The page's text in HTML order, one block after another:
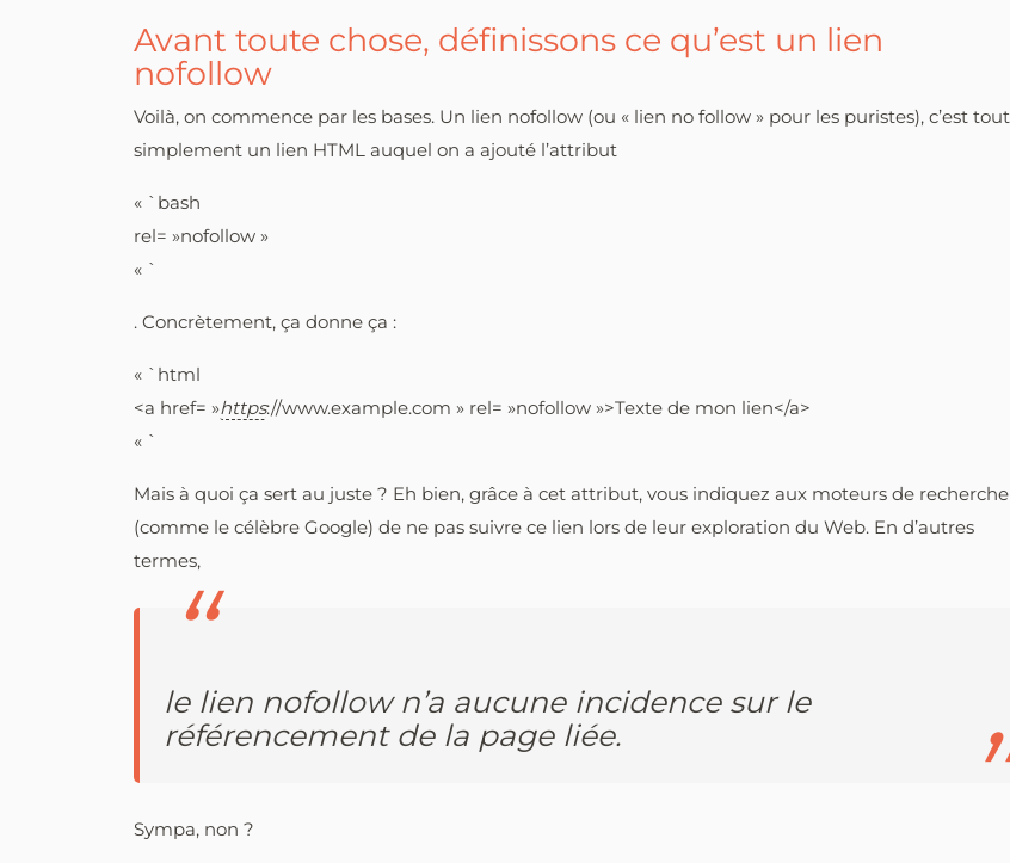
Avant toute chose, définissons ce qu’est un lien
nofollow
Voilà, on commence par les bases. Un lien nofollow (ou « lien no follow » pour les puristes), c’est tout
simplement un lien HTML auquel on a ajouté l’attribut
« `bash
rel= »nofollow »
« `
. Concrètement, ça donne ça :
« `html
<a href= »https://www.example.com » rel= »nofollow »>Texte de mon lien</a>
« `
Mais à quoi ça sert au juste ? Eh bien, grâce à cet attribut, vous indiquez aux moteurs de recherche
(comme le célèbre Google) de ne pas suivre ce lien lors de leur exploration du Web. En d’autres
termes,
le lien nofollow n’a aucune incidence sur le
référencement de la page liée.
Sympa, non ?